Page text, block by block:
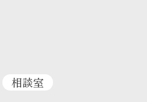
相談室